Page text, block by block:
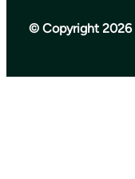
© Copyright 2026